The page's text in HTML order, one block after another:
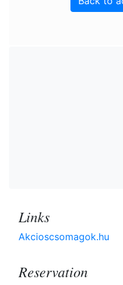
Links
Akcioscsomagok.hu
Reservation